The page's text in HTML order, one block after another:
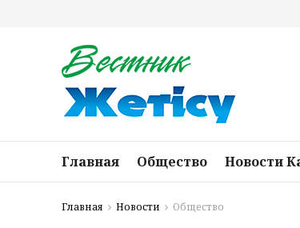
Главная Общество Новости
Главная Новости Общество